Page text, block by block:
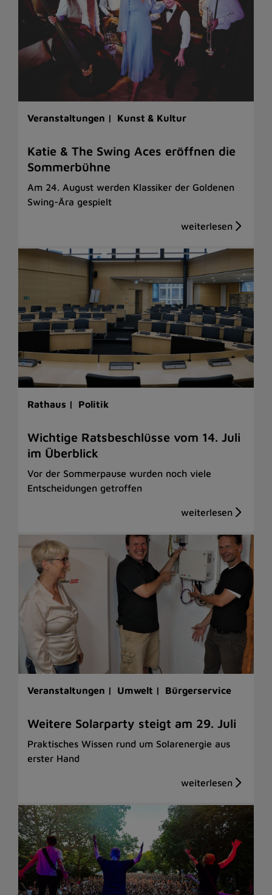
Veranstaltungen | Kunst & Kultur
Katie & The Swing Aces eröffnen die
Sommerbühne
Am 24. August werden Klassiker der Goldenen
Swing-Ära gespielt
Rathaus | Politik
Wichtige Ratsbeschlüsse vom 14. Juli
im Überblick
Vor der Sommerpause wurden noch viele
Entscheidungen getroffen
Veranstaltungen | Umwelt | Bürgerservice
Weitere Solarparty steigt am 29. Juli
Praktisches Wissen rund um Solarenergie aus
erster Hand